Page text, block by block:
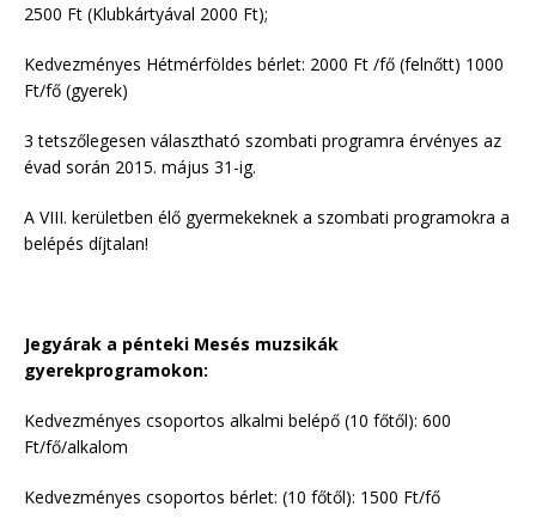
2500 Ft (Klubkártyával 2000 Ft);
Kedvezményes Hétmérföldes bérlet: 2000 Ft /fő (felnőtt) 1000
Ft/fő (gyerek)
3 tetszőlegesen választható szombati programra érvényes az
évad során 2015. május 31-ig.
A VIII. kerületben élő gyermekeknek a szombati programokra a
belépés díjtalan!
Jegyárak a pénteki Mesés muzsikák
gyerekprogramokon:
Kedvezményes csoportos alkalmi belépő (10 főtől): 600
Ft/fő/alkalom
Kedvezményes csoportos bérlet: (10 főtől): 1500 Ft/fő